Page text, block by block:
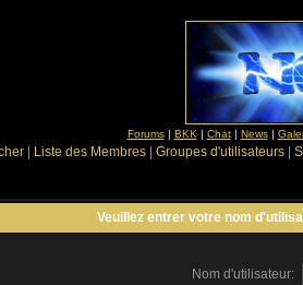
Forums| BKK | Chat| News|
Liste des Membres Groupes d'utilisateurs
Veuillez entrer votre nom
Nom d'utilisateur: